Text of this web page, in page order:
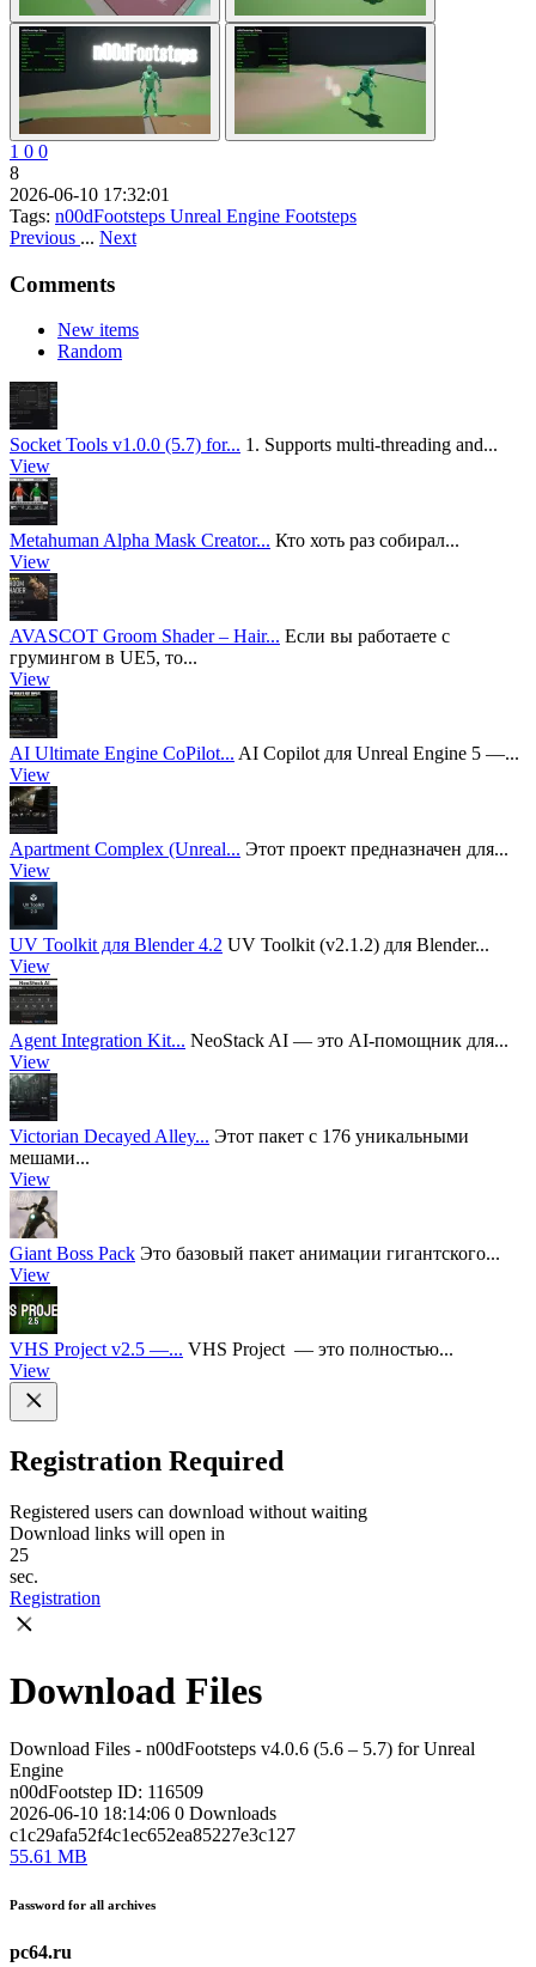
1 0 0
8
2026-06-10 17:32:01
Tags: n00dFootsteps Unreal Engine Footsteps
Previous ... Next
Comments
New items
Random
Socket Tools v1.0.0 (5.7) for... 1. Supports multi-threading and...
View
Metahuman Alpha Mask Creator... Кто хоть раз собирал...
View
AVASCOT Groom Shader – Hair... Если вы работаете с
грумингом в UE5, то...
View
AI Ultimate Engine CoPilot... AI Copilot для Unreal Engine 5 —...
View
Apartment Complex (Unreal... Этот проект предназначен для...
View
UV Toolkit для Blender 4.2 UV Toolkit (v2.1.2) для Blender...
View
Agent Integration Kit... NeoStack AI — это AI-помощник для...
View
Victorian Decayed Alley... Этот пакет с 176 уникальными
мешами...
View
Giant Boss Pack Это базовый пакет анимации гигантского...
View
VHS Project v2.5 —... VHS Project — это полностью...
View
Registration Required
Registered users can download without waiting
Download links will open in
25
sec.
Registration
Download Files
Download Files - n00dFootsteps v4.0.6 (5.6 – 5.7) for Unreal
Engine
n00dFootstep ID: 116509
2026-06-10 18:14:06 0 Downloads
c1c29afa52f4c1ec652ea85227e3c127
55.61 MB
Password for all archives
pc64.ru